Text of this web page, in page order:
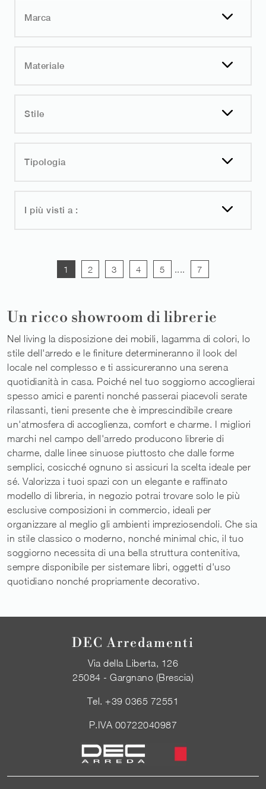
Marca
Materiale
Stile
Tipologia
I più visti a :
1 2 3 4 5 .... 7
Un ricco showroom di librerie
Nel living la disposizione dei mobili, lagamma di colori, lo
stile dell'arredo e le finiture determineranno il look del
locale nel complesso e ti assicureranno una serena
quotidianità in casa. Poiché nel tuo soggiorno accoglierai
spesso amici e parenti nonché passerai piacevoli serate
rilassanti, tieni presente che è imprescindibile creare
un'atmosfera di accoglienza, comfort e charme. I migliori
marchi nel campo dell'arredo producono librerie di
charme, dalle linee sinuose piuttosto che dalle forme
semplici, cosicché ognuno si assicuri la scelta ideale per
sé. Valorizza i tuoi spazi con un elegante e raffinato
modello di libreria, in negozio potrai trovare solo le più
esclusive composizioni in commercio, ideali per
organizzare al meglio gli ambienti impreziosendoli. Che sia
in stile classico o moderno, nonché minimal chic, il tuo
soggiorno necessita di una bella struttura contenitiva,
sempre disponibile per sistemare libri, oggetti d'uso
quotidiano nonché propriamente decorativo.
DEC Arredamenti
Via della Liberta, 126
25084 - Gargnano (Brescia)
Tel.+39 0365 72551
P.IVA 00722040987